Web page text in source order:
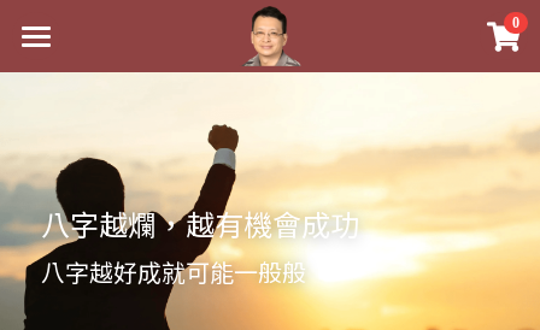
0
最新消息
實體經營
手工印鑑
課程介紹
五行八字學
八字越爛，越有機會成功
八字越好成就可能一般般
×
商品分類
科學八字推理PDF
《十神高階實戰錄》完整典藏版
1美元超值PDF